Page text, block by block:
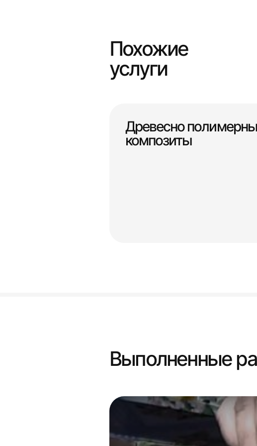
Похожие
услуги
Древесно
композиты
Выполненные